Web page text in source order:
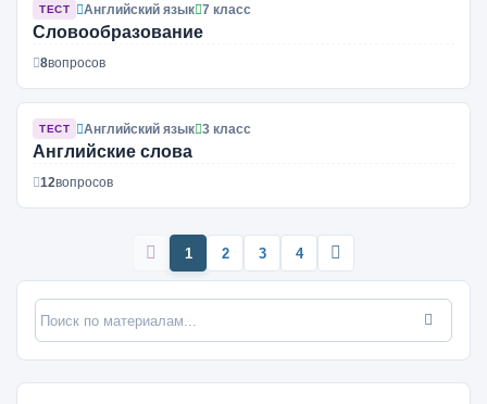
ТЕСТ Английский язык 7 класс
Словообразование
8вопросов
ТЕСТ Английский язык 3 класс
Английские слова
12вопросов
1 2 3 4